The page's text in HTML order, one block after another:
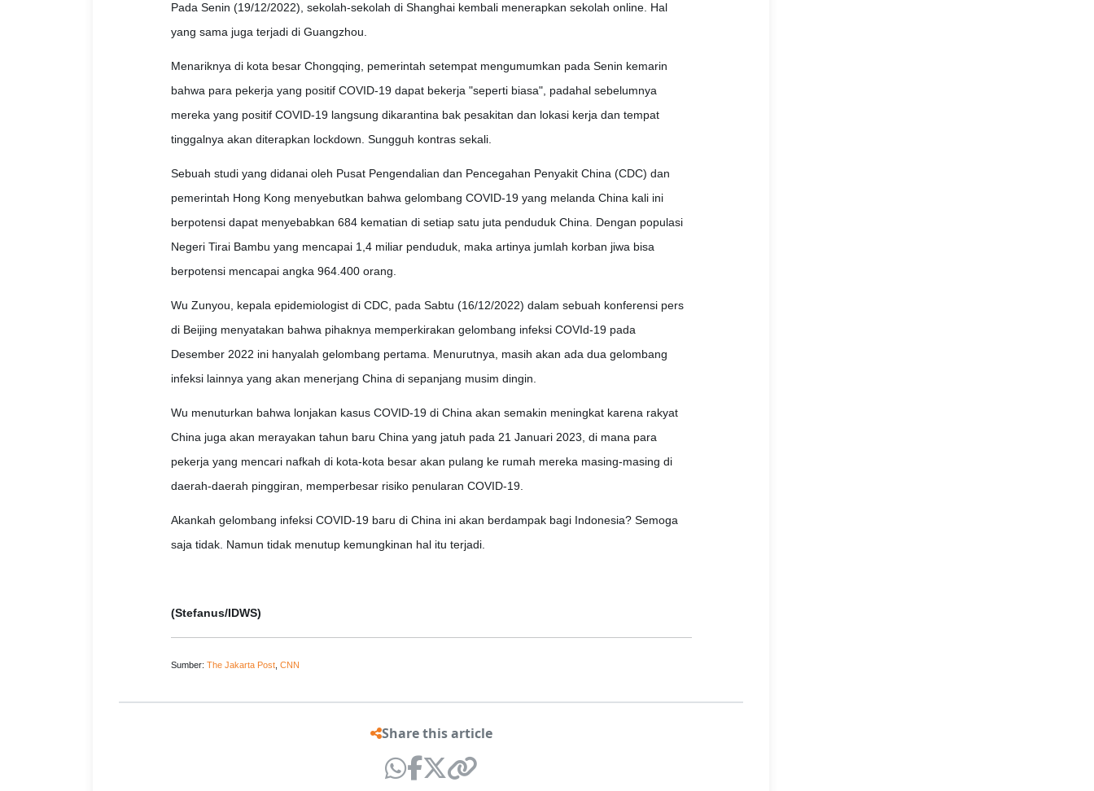
Pada Senin (19/12/2022), sekolah-sekolah di Shanghai kembali menerapkan sekolah online. Hal
yang sama juga terjadi di Guangzhou.
Menariknya di kota besar Chongqing, pemerintah setempat mengumumkan pada Senin kemarin
bahwa para pekerja yang positif COVID-19 dapat bekerja "seperti biasa", padahal sebelumnya
mereka yang positif COVID-19 langsung dikarantina bak pesakitan dan lokasi kerja dan tempat
tinggalnya akan diterapkan lockdown. Sungguh kontras sekali.
Sebuah studi yang didanai oleh Pusat Pengendalian dan Pencegahan Penyakit China (CDC) dan
pemerintah Hong Kong menyebutkan bahwa gelombang COVID-19 yang melanda China kali ini
berpotensi dapat menyebabkan 684 kematian di setiap satu juta penduduk China. Dengan populasi
Negeri Tirai Bambu yang mencapai 1,4 miliar penduduk, maka artinya jumlah korban jiwa bisa
berpotensi mencapai angka 964.400 orang.
Wu Zunyou, kepala epidemiologist di CDC, pada Sabtu (16/12/2022) dalam sebuah konferensi pers
di Beijing menyatakan bahwa pihaknya memperkirakan gelombang infeksi COVId-19 pada
Desember 2022 ini hanyalah gelombang pertama. Menurutnya, masih akan ada dua gelombang
infeksi lainnya yang akan menerjang China di sepanjang musim dingin.
Wu menuturkan bahwa lonjakan kasus COVID-19 di China akan semakin meningkat karena rakyat
China juga akan merayakan tahun baru China yang jatuh pada 21 Januari 2023, di mana para
pekerja yang mencari nafkah di kota-kota besar akan pulang ke rumah mereka masing-masing di
daerah-daerah pinggiran, memperbesar risiko penularan COVID-19.
Akankah gelombang infeksi COVID-19 baru di China ini akan berdampak bagi Indonesia? Semoga
saja tidak. Namun tidak menutup kemungkinan hal itu terjadi.
(Stefanus/IDWS)
Sumber: The Jakarta Post, CNN
Share this article